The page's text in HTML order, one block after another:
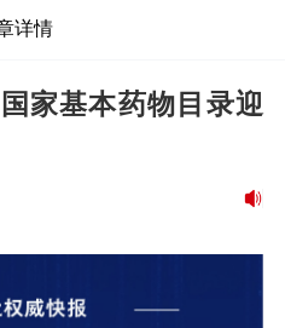
详情
家基本药物目录迎